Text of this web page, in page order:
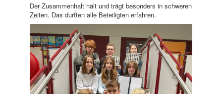
Der Zusammenhalt hält und trägt besonders in schweren
Zeiten. Das durften alle Beteiligten erfahren.